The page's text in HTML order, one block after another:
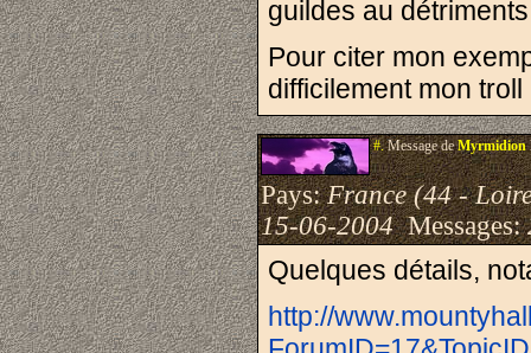
guildes au
Pour citer mon
difficilement mon
#.Message deMyrmidion
Pays:France (44 -
15-06-2004Messages:
Quelques détails,
http://